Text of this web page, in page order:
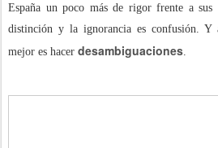
España un poco más de rigor frente a sus
distinción y la ignorancia es confusión. Y
mejor es hacer desambiguaciones.